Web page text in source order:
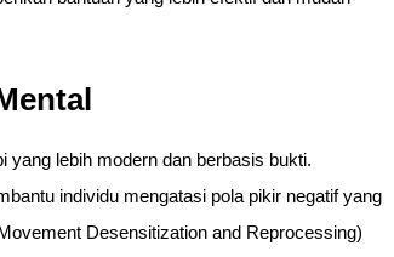
yang lebih modern dan berbasis bukti.
individu mengatasi pola pikir negatif yang
Desensitization and Reprocessing)